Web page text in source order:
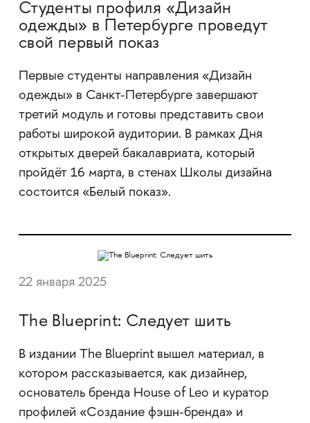
Студенты профиля «Дизайн
одежды» в Петербурге проведут
свой первый показ
Первые студенты направления «Дизайн
одежды» в Санкт-Петербурге завершают
третий модуль и готовы представить свои
работы широкой аудитории. В рамках Дня
открытых дверей бакалавриата, который
пройдёт 16 марта, в стенах Школы дизайна
состоится «Белый показ».
22 января 2025
The Blueprint: Следует шить
В издании The Blueprint вышел материал, в
котором рассказывается, как дизайнер,
основатель бренда House of Leo и куратор
профилей «Создание фэшн-бренда» и